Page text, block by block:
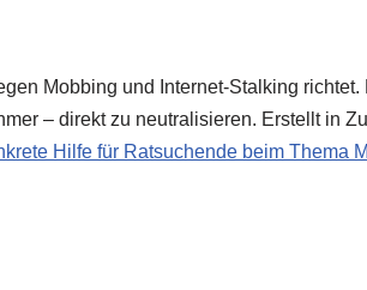
Mobbing und Internet-Stalking
– direkt zu neutralisieren. Erstellt in
Hilfe für Ratsuchende beim Thema